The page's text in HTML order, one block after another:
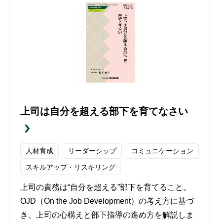
上司は自分を超える部下を育てなさい
人材育成 リーダーシップ コミュニケーション
スキルアップ・リスキリング
上司の責務は“自分を超える”部下を育てること。
OJD（On the Job Development）の考え方に基づ
き、上司の心構えと部下指導の進め方を解説しま